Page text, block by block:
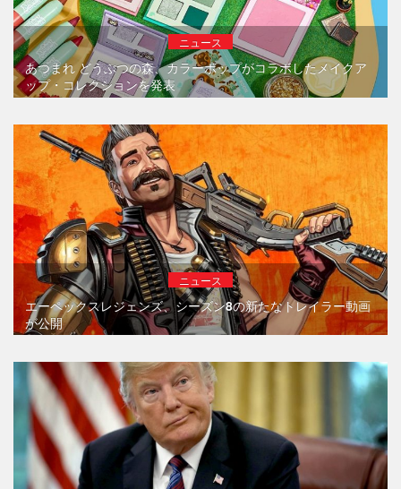
ニュース
あつまれ どうぶつの森、カラーポップがコラボしたメイクア
ップ・コレクションを発表
ニュース
エーペックスレジェンズ、シーズン8の新たなトレイラー動画
が公開